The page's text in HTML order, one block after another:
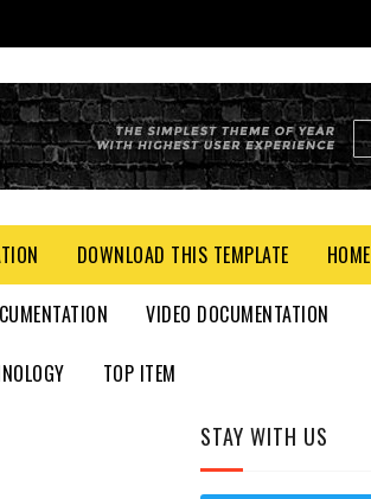
DOWNLOAD THIS TEMPLATE HOME
VIDEO DOCUMENTATION
TOP ITEM
STAY WITH US